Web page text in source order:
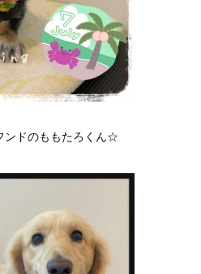
ンドのももたろくん☆